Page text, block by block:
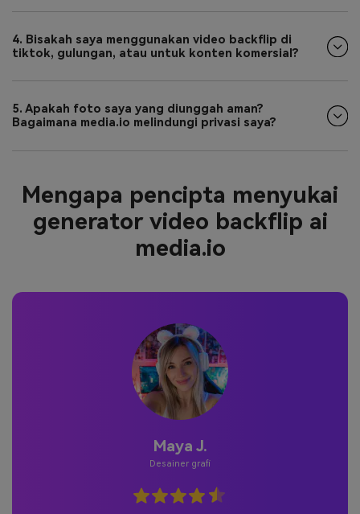
4. Bisakah saya menggunakan video backflip di
tiktok, gulungan, atau untuk konten komersial?
5. Apakah foto saya yang diunggah aman?
Bagaimana media.io melindungi privasi saya?
Mengapa pencipta menyukai
generator video backflip ai
media.io
Jordan hal.
Pengguna kasual